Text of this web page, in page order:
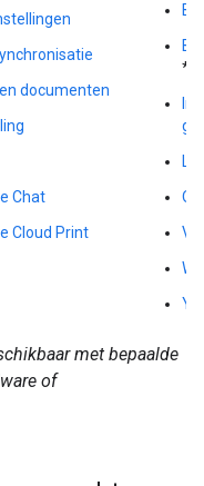
documenten
Chat
Cloud Print
*
met bepaalde
of